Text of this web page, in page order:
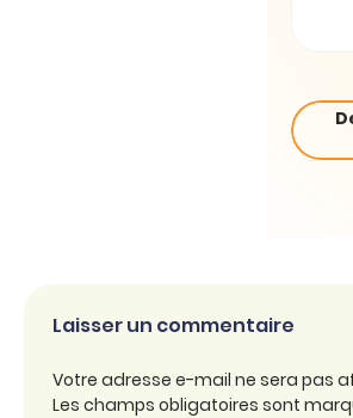
Laisser un commentaire
Votre adresse e-mail ne sera pas
Les champs obligatoires sont